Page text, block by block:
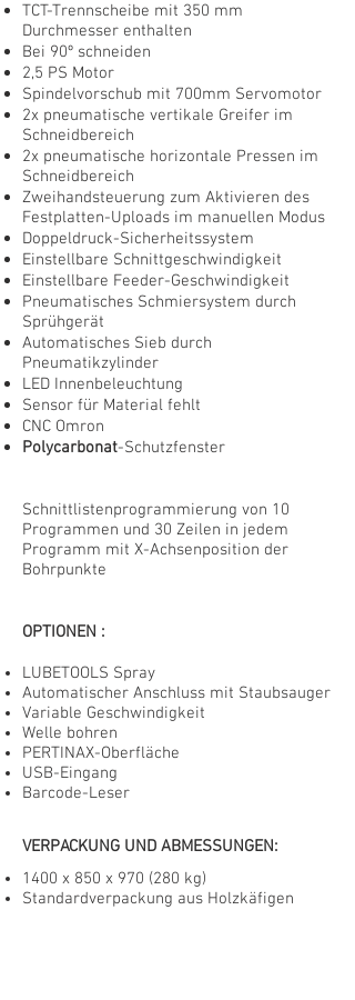
TCT-Trennscheibe mit 350 mm
Durchmesser enthalten
Bei 90º schneiden
2,5 PS Motor
Spindelvorschub mit 700mm Servomotor
2x pneumatische vertikale Greifer im
Schneidbereich
2x pneumatische horizontale Pressen im
Schneidbereich
Zweihandsteuerung zum Aktivieren des
Festplatten-Uploads im manuellen Modus
Doppeldruck-Sicherheitssystem
Einstellbare Schnittgeschwindigkeit
Einstellbare Feeder-Geschwindigkeit
Pneumatisches Schmiersystem durch
Sprühgerät
Automatisches Sieb durch
Pneumatikzylinder
LED Innenbeleuchtung
Sensor für Material fehlt
CNC Omron
Polycarbonat-Schutzfenster
Schnittlistenprogrammierung von 10
Programmen und 30 Zeilen in jedem
Programm mit X-Achsenposition der
Bohrpunkte
OPTIONEN :
LUBETOOLS Spray
Automatischer Anschluss mit Staubsauger
Variable Geschwindigkeit
Welle bohren
PERTINAX-Oberfläche
USB-Eingang
Barcode-Leser
VERPACKUNG UND ABMESSUNGEN:
1400 x 850 x 970 (280 kg)
Standardverpackung aus Holzkäfigen